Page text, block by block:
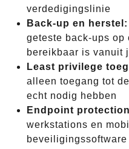
verdedigingslinie
Back-up en herstel:
geteste back-ups
bereikbaar is vanuit
Least privilege
alleen toegang tot
echt nodig hebben
Endpoint
werkstations en
beveiligingssoftware